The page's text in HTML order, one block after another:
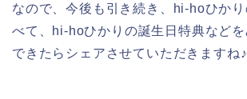
なので、今後も引き続き、hi-hoひか
べて、hi-hoひかりの誕生日特典など
できたらシェアさせていただきますね♪